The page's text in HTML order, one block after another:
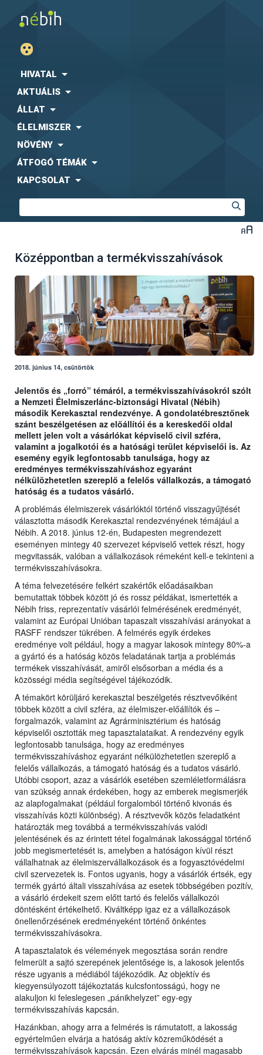
HIVATAL
AKTUÁLIS
ÁLLAT
ÉLELMISZER
NÖVÉNY
ÁTFOGÓ TÉMÁK
KAPCSOLAT
Középpontban a termékvisszahívások
2018. június 14, csütörtök
Jelentős és „forró” témáról, a termékvisszahívásokról szólt
a Nemzeti Élelmiszerlánc-biztonsági Hivatal (Nébih)
második Kerekasztal rendezvénye. A gondolatébresztőnek
szánt beszélgetésen az előállítói és a kereskedői oldal
mellett jelen volt a vásárlókat képviselő civil szféra,
valamint a jogalkotói és a hatósági terület képviselői is. Az
esemény egyik legfontosabb tanulsága, hogy az
eredményes termékvisszahíváshoz egyaránt
nélkülözhetetlen szereplő a felelős vállalkozás, a támogató
hatóság és a tudatos vásárló.
A problémás élelmiszerek vásárlóktól történő visszagyűjtését
választotta második Kerekasztal rendezvényének témájául a
Nébih. A 2018. június 12-én, Budapesten megrendezett
eseményen mintegy 40 szervezet képviselő vettek részt, hogy
megvitassák, valóban a vállalkozások rémeként kell-e tekinteni a
termékvisszahívásokra.
A téma felvezetésére felkért szakértők előadásaikban
bemutattak többek között jó és rossz példákat, ismertették a
Nébih friss, reprezentatív vásárlói felmérésének eredményét,
valamint az Európai Unióban tapaszalt visszahívási arányokat a
RASFF rendszer tükrében. A felmérés egyik érdekes
eredménye volt például, hogy a magyar lakosok mintegy 80%-a
a gyártó és a hatóság közös feladatának tartja a problémás
termékek visszahívását, amiről elsősorban a média és a
közösségi média segítségével tájékozódik.
A témakört körüljáró kerekasztal beszélgetés résztvevőiként
többek között a civil szféra, az élelmiszer-előállítók és –
forgalmazók, valamint az Agrárminisztérium és hatóság
képviselői osztották meg tapasztalataikat. A rendezvény egyik
legfontosabb tanulsága, hogy az eredményes
termékvisszahíváshoz egyaránt nélkülözhetetlen szereplő a
felelős vállalkozás, a támogató hatóság és a tudatos vásárló.
Utóbbi csoport, azaz a vásárlók esetében szemléletformálásra
van szükség annak érdekében, hogy az emberek megismerjék
az alapfogalmakat (például forgalomból történő kivonás és
visszahívás közti különbség). A résztvevők közös feladatként
határozták meg továbbá a termékvisszahívás valódi
jelentésének és az érintett tétel fogalmának lakossággal történő
jobb megismertetését is, amelyben a hatóságon kívül részt
vállalhatnak az élelmiszervállalkozások és a fogyasztóvédelmi
civil szervezetek is. Fontos ugyanis, hogy a vásárlók értsék, egy
termék gyártó általi visszahívása az esetek többségében pozitív,
a vásárló érdekeit szem előtt tartó és felelős vállalkozói
döntésként értékelhető. Kiváltképp igaz ez a vállalkozások
önellenőrzésének eredményeként történő önkéntes
termékvisszahívásokra.
A tapasztalatok és vélemények megosztása során rendre
felmerült a sajtó szerepének jelentősége is, a lakosok jelentős
része ugyanis a médiából tájékozódik. Az objektív és
kiegyensúlyozott tájékoztatás kulcsfontosságú, hogy ne
alakuljon ki feleslegesen „pánikhelyzet” egy-egy
termékvisszahívás kapcsán.
Hazánkban, ahogy arra a felmérés is rámutatott, a lakosság
egyértelműen elvárja a hatóság aktív közreműködését a
termékvisszahívások kapcsán. Ezen elvárás minél magasabb